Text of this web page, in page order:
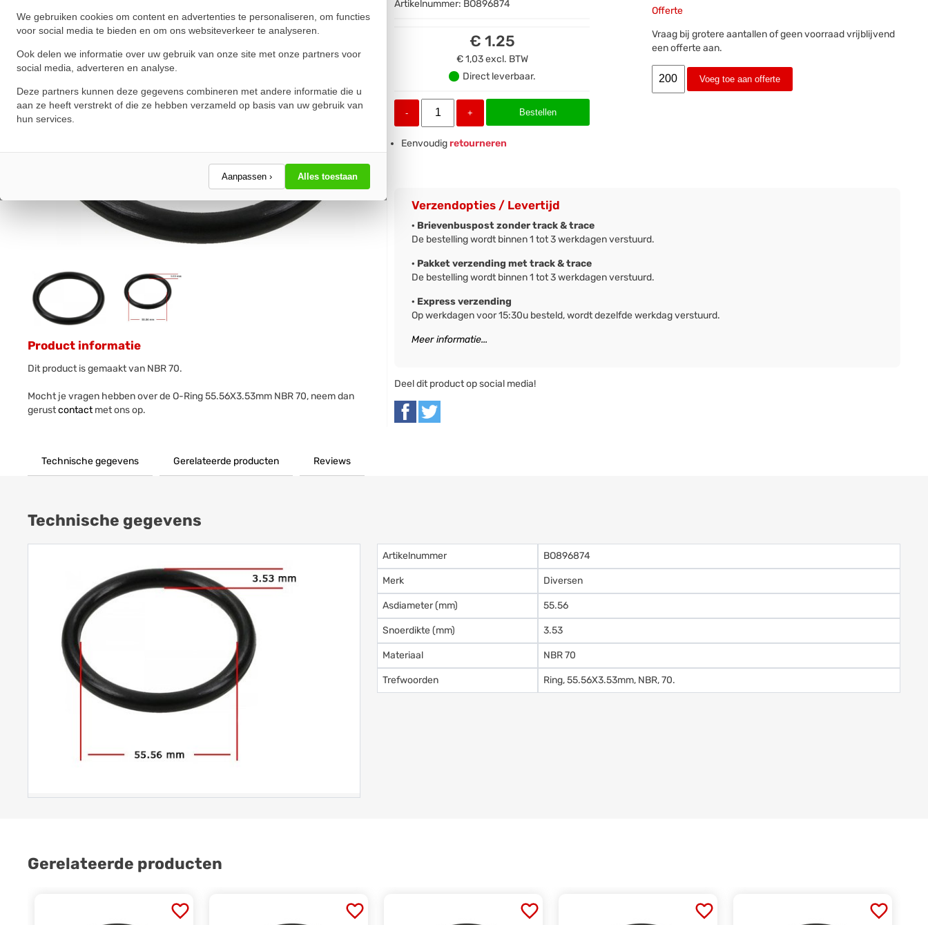
We gebruiken cookies om content en advertenties te personaliseren, om functies
voor social media te bieden en om ons websiteverkeer te analyseren.
Ook delen we informatie over uw gebruik van onze site met onze partners voor
social media, adverteren en analyse.
Deze partners kunnen deze gegevens combineren met andere informatie die u
aan ze heeft verstrekt of die ze hebben verzameld op basis van uw gebruik van
hun services.
Aanpassen › Alles toestaan
Product informatie
Dit product is gemaakt van NBR 70.
Mocht je vragen hebben over de O-Ring 55.56X3.53mm NBR 70, neem dan
gerustcontactmet ons op.
Artikelnummer: BO896874
€ 1.25
€ 1,03excl. BTW
Direct leverbaar.
- + Bestellen
Eenvoudigretourneren
Offerte
Vraag bij grotere aantallen of geen voorraad vrijblijvend
een offerte aan.
Voeg toe aan offerte
Verzendopties / Levertijd
· Brievenbuspost zonder track & trace
De bestelling wordt binnen 1 tot 3 werkdagen verstuurd.
· Pakket verzending met track & trace
De bestelling wordt binnen 1 tot 3 werkdagen verstuurd.
· Express verzending
Op werkdagen voor 15:30u besteld, wordt dezelfde werkdag verstuurd.
Meer informatie...
Deel dit product op social media!
Technische gegevens Gerelateerde producten Reviews
Technische gegevens
Artikelnummer BO896874
Merk Diversen
Asdiameter (mm) 55.56
Snoerdikte (mm) 3.53
Materiaal NBR 70
Trefwoorden Ring, 55.56X3.53mm, NBR, 70.
Gerelateerde producten